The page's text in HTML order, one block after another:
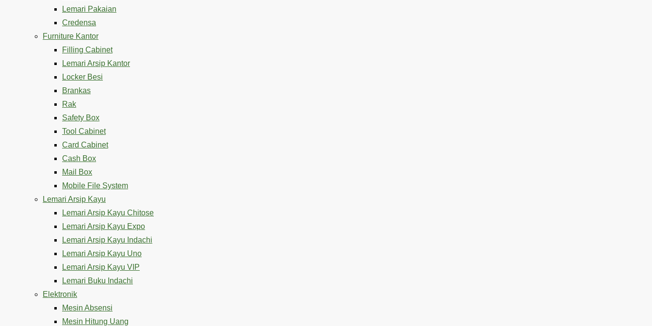
Lemari Pakaian
Credensa
Furniture Kantor
Filling Cabinet
Lemari Arsip Kantor
Locker Besi
Brankas
Rak
Safety Box
Tool Cabinet
Card Cabinet
Cash Box
Mail Box
Mobile File System
Lemari Arsip Kayu
Lemari Arsip Kayu Chitose
Lemari Arsip Kayu Expo
Lemari Arsip Kayu Indachi
Lemari Arsip Kayu Uno
Lemari Arsip Kayu VIP
Lemari Buku Indachi
Elektronik
Mesin Absensi
Mesin Hitung Uang